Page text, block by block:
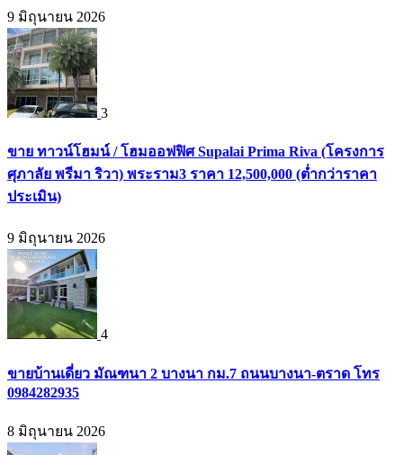
9 มิถุนายน 2026
3
ขาย ทาวน์โฮมน์ / โฮมออฟฟิศ Supalai Prima Riva (โครงการ
ศุภาลัย พรีมา ริวา) พระราม3 ราคา 12,500,000 (ต่ำกว่าราคา
ประเมิน)
9 มิถุนายน 2026
4
ขายบ้านเดี่ยว มัณฑนา 2 บางนา กม.7 ถนนบางนา-ตราด โทร
0984282935
8 มิถุนายน 2026